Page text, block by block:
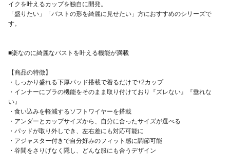
イクを叶えるカップを独自に開発。
「盛りたい」「バストの形を綺麗に見せたい」方におすすめのシリーズで
す。
■楽なのに綺麗なバストを叶える機能が満載
【商品の特徴】
・しっかり盛れる下厚パッド搭載で着るだけで+2カップ
・インナーにブラの機能をそのまま取り付けており『ズレない』『垂れな
い』
・食い込みを軽減するソフトワイヤーを搭載
・アンダーとカップサイズから、自分に合ったサイズが選べる
・パッドが取り外しでき、左右差にも対応可能に
・アジャスター付きで自分好みのフィット感に調節可能
・谷間をさりげなく隠し、どんな服にも合うデザイン